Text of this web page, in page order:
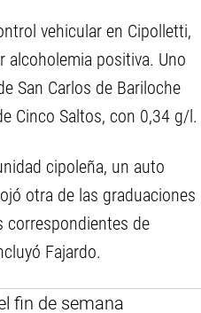
vehicular en Cipolletti,
alcoholemia positiva. Uno
San Carlos de Bariloche
Cinco Saltos, con 0,34 g/l.
cipoleña, un auto
otra de las graduaciones
correspondientes de
Fajardo.